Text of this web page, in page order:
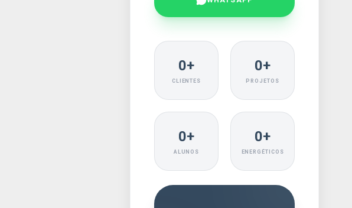
0+
CLIENTES
0+
PROJETOS
0+
ALUNOS
0+
ENERGÉTICOS